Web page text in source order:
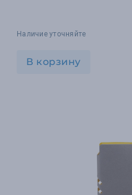
Наличие уточняйте
В корзину